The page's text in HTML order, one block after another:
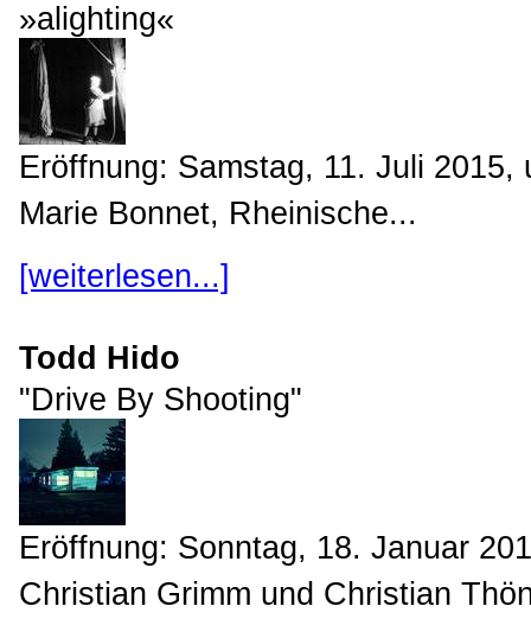
»alighting«
Eröffnung: Samstag, 11. Juli
Marie Bonnet, Rheinische...
[weiterlesen...]
Todd Hido
"Drive By Shooting"
Eröffnung: Sonntag, 18. Januar
Christian Grimm und Christian